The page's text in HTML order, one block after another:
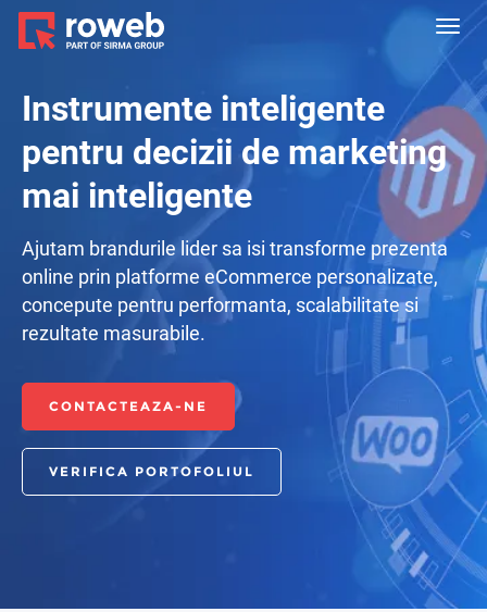
Instrumente inteligente
pentru decizii de marketing
mai inteligente
Ajutam brandurile lider sa isi transforme prezenta
online prin platforme eCommerce personalizate,
concepute pentru performanta, scalabilitate si
rezultate masurabile.
CONTACTEAZA-NE
VERIFICA PORTOFOLIUL